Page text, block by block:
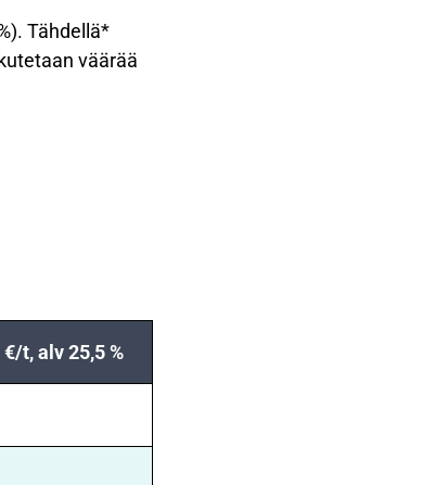
Tähdellä*
väärää
t, alv 25,5 %